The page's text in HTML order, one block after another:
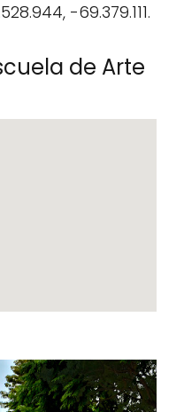
-69.379.111.
de Arte